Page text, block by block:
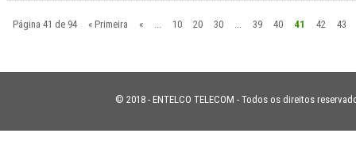
Página 41 de 94 « Primeira « 10 20 30 39 40 41 42 43
© 2018 - ENTELCO TELECOM - Todos os direitos